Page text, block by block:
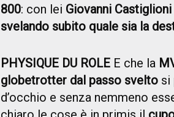
800: con lei Giovanni
svelando subito quale sia la
PHYSIQUE DU ROLE E che la
globetrotter dal passo svelto si
d’occhio e senza nemmeno